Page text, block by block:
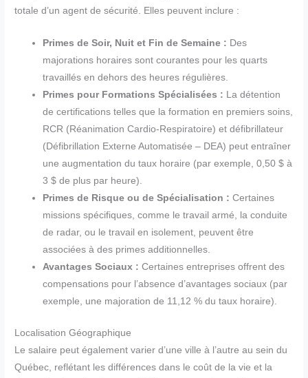
totale d’un agent de sécurité. Elles peuvent inclure :
Primes de Soir, Nuit et Fin de Semaine : Des
majorations horaires sont courantes pour les quarts
travaillés en dehors des heures régulières.
Primes pour Formations Spécialisées : La détention
de certifications telles que la formation en premiers soins,
RCR (Réanimation Cardio-Respiratoire) et défibrillateur
(Défibrillation Externe Automatisée – DEA) peut entraîner
une augmentation du taux horaire (par exemple, 0,50 $ à
3 $ de plus par heure).
Primes de Risque ou de Spécialisation : Certaines
missions spécifiques, comme le travail armé, la conduite
de radar, ou le travail en isolement, peuvent être
associées à des primes additionnelles.
Avantages Sociaux : Certaines entreprises offrent des
compensations pour l’absence d’avantages sociaux (par
exemple, une majoration de 11,12 % du taux horaire).
Localisation Géographique
Le salaire peut également varier d’une ville à l’autre au sein du
Québec, reflétant les différences dans le coût de la vie et la